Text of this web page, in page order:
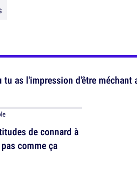
tu as l'impression d'être méchant
de connard à
comme ça